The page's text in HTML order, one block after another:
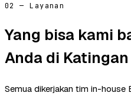
02 — Layanan
Yang bisa kami
Anda di Katingan
Semua dikerjakan tim in-house